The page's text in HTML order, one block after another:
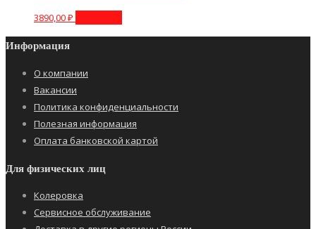
3890,00₽
Информация
О компании
Вакансии
Политика конфиденциальности
Полезная информация
Оплата банковской картой
Для физических лиц
Колеровка
Сервисное обслуживание